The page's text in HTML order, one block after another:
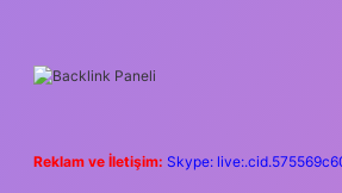
Reklam ve İletişim: Skype: